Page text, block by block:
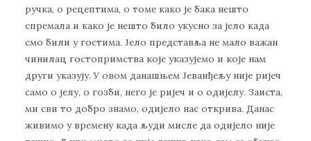
ручка, о рецептима, о томе како је бака нешто
спремала и како је нешто било укусно за јело када
смо били у гостима. Јело представља не мало важан
чинилац гостопримства које указујемо и које нам
други указују. У овом данашњем Јеванђељу није ријеч
само о јелу, о гозби, него је ријеч и о одијелу. Заиста,
ми сви то добро знамо, одијело нас открива. Данас
живимо у времену када људи мисле да одијело није